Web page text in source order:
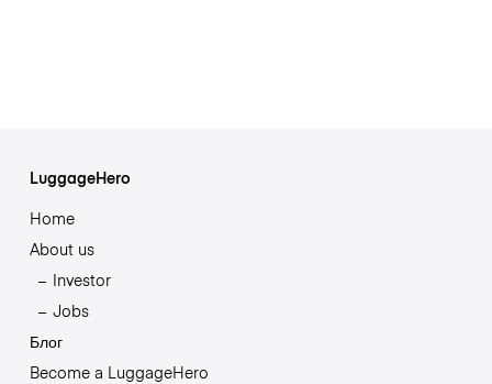
LuggageHero
Home
About us
Investor
Jobs
Блог
Become a LuggageHero